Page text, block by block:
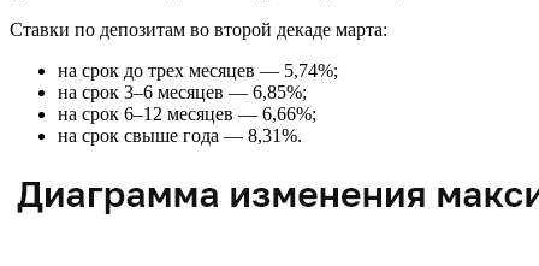
Ставки по депозитам во второй декаде марта:
на срок до трех месяцев — 5,74%;
на срок 3–6 месяцев — 6,85%;
на срок 6–12 месяцев — 6,66%;
на срок свыше года — 8,31%.